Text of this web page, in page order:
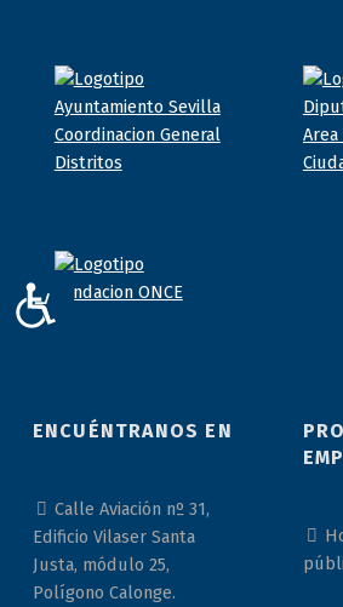
ACCESIBILIDAD
ENCUÉNTRANOS EN
Calle Aviación nº 31,
Edificio Vilaser Santa
Justa, módulo 25,
Polígono Calonge.